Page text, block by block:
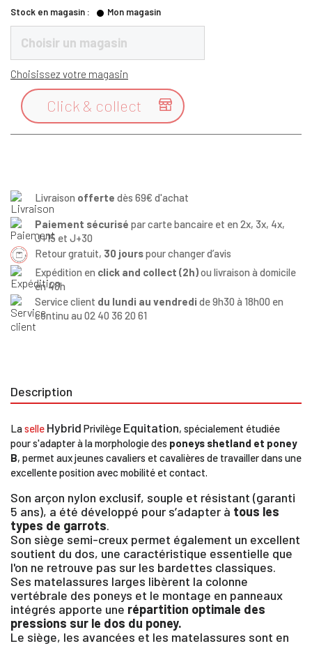
Stock en magasin : Mon magasin
Choisir un magasin
Choisissez votre magasin

Click & collect
Livraison offerte dès 69€ d'achat
Paiement sécurisé par carte bancaire et en 2x, 3x, 4x,
J+15 et J+30
Retour gratuit, 30 jourspour changer d’avis
Expédition en click and collect (2h)ou livraison à domicile
en 48h
Service client du lundi au vendredi de 9h30 à 18h00 en
continu au 02 40 36 20 61
Description
Laselle Hybrid Privilège Equitation, spécialement étudiée
pour s'adapter à la morphologie des poneys shetland et poney
B, permet aux jeunes cavaliers et cavalières de travailler dans une
excellente position avec mobilité et contact.
Son arçon nylon exclusif, souple et résistant (garanti
5 ans), a été développé pour s’adapter à tous les
types de garrots.
Son siège semi-creux permet également un excellent
soutient du dos, une caractéristique essentielle que
l'on ne retrouve pas sur les bardettes classiques.
Ses matelassures larges libèrent la colonne
vertébrale des poneys et le montage en panneaux
intégrés apporte une répartition optimale des
pressions sur le dos du poney.
Le siège, les avancées et les matelassures sont en